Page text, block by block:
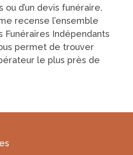
ou d’un devis funéraire.
recense l’ensemble
Funéraires Indépendants
permet de trouver
le plus près de